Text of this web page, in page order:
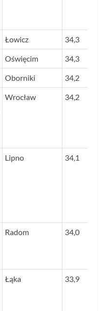
Łowicz 34,3
Oświęcim 34,3
Oborniki 34,2
Wrocław 34,2
Lipno 34,1
Radom 34,0
Łąka 33,9